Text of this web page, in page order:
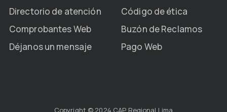
Directorio de atención
Código de ética
Comprobantes Web
Buzón de Reclamos
Déjanos un mensaje
Pago Web
Copyright © 2024 CAP Regional Lima